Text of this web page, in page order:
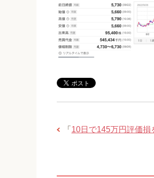
「 10日で145万円評価